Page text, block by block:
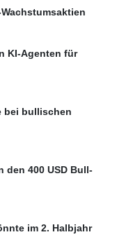
KI-Agenten für
bei bullischen
den 400 USD Bull-
im 2. Halbjahr